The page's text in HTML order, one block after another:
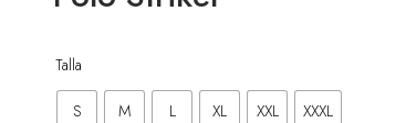
Talla
S M L XL XXL XXXL